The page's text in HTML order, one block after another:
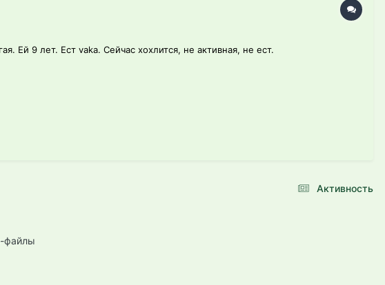
Ей 9 лет. Ест vaka. Сейчас хохлится, не активная, не ест.
Активность
файлы